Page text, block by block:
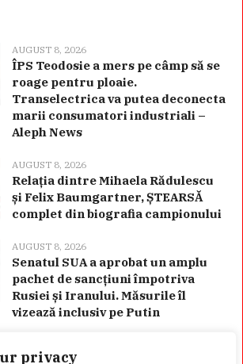
privacy
AUGUST 8, 2026
ÎPS Teodosie a mers pe câmp să se
roage pentru ploaie.
Transelectrica va putea deconecta
marii consumatori industriali –
Aleph News
AUGUST 8, 2026
Relația dintre Mihaela Rădulescu
și Felix Baumgartner, ȘTEARSĂ
complet din biografia campionului
AUGUST 8, 2026
Senatul SUA a aprobat un amplu
pachet de sancțiuni împotriva
Rusiei și Iranului. Măsurile îl
vizează inclusiv pe Putin